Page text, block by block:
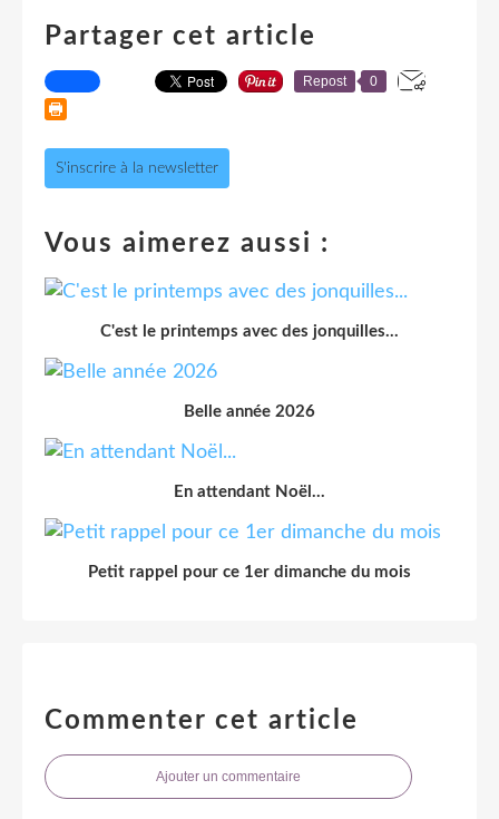
Partager cet article
Repost 0
S'inscrire à la newsletter
Vous aimerez aussi :
C'est le printemps avec des jonquilles...
Belle année 2026
En attendant Noël...
Petit rappel pour ce 1er dimanche du mois
Commenter cet article
Ajouter un commentaire